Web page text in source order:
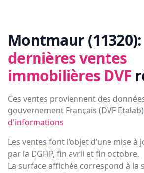
Montmaur (11320):
dernières ventes
immobilières DVF
Ces ventes proviennent des
gouvernement Français (DVF Etalab
d'informations
Les ventes font l’objet d’une mise à
par la DGFiP, fin avril et fin octobre.
La surface affichée correspond à la